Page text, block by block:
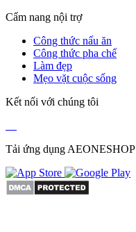
Cẩm nang nội trợ
Công thức nấu ăn
Công thức pha chế
Làm đẹp
Mẹo vặt cuộc sống
Kết nối với chúng tôi
Tải ứng dụng AEONESHOP